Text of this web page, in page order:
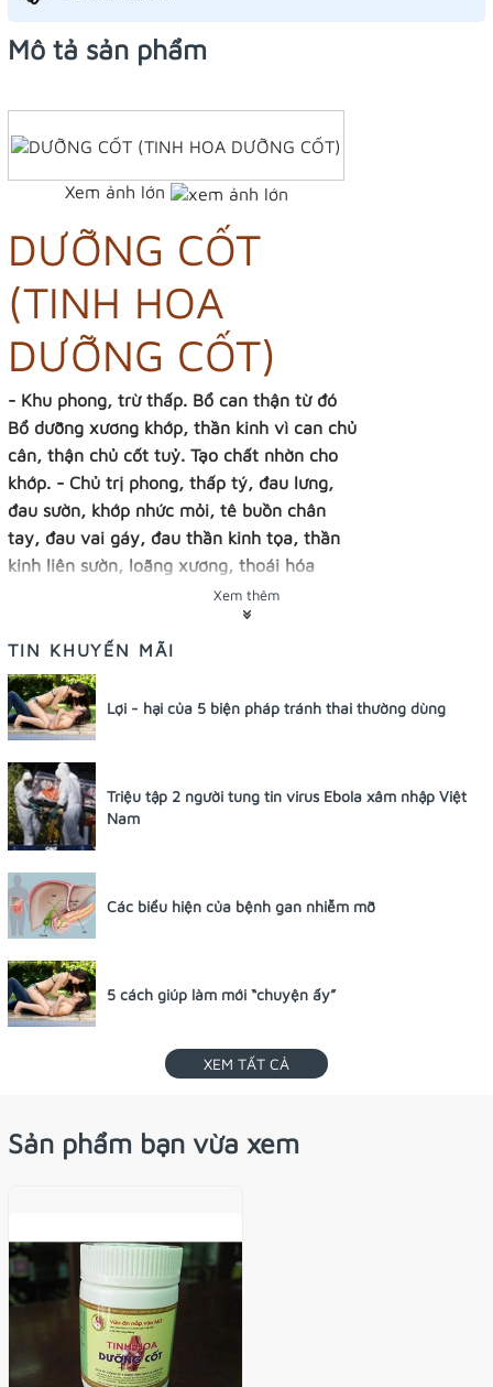
Mô tả sản phẩm
Xem ảnh lớn
DƯỠNG CỐT
(TINH HOA
DƯỠNG CỐT)
- Khu phong, trừ thấp. Bổ can thận từ đó
Bổ dưỡng xương khớp, thần kinh vì can chủ
cân, thận chủ cốt tuỷ. Tạo chất nhờn cho
khớp. - Chủ trị phong, thấp tý, đau lưng,
đau sườn, khớp nhức mỏi, tê buồn chân
tay, đau vai gáy, đau thần kinh tọa, thần
kinh liên sườn, loãng xương, thoái hóa
xương khớp cột sống, thoát vị đĩa đệm, gãy
xương, bong gân, trật khớp. Trẻ em còi
xương.
bè
Giá: 130,000 VNĐ
“Tinh hoa Dưỡng cốt”
Đường cách đây hơn 1000 năm. Là một tập hợp các vị
nhiên với tác dụng bổ Can Thận để bổ dưỡng xương
xương khớp, vì theo Đông y Can chủ cân, Thận chủ
Dưỡng Cốt”
thành phần rất quan trọng cho sự điều hoà cân đối của
cho khớp, đó cũng là phương pháp chữa trị tận gốc của
THÀNH PHẦN
Độc hoạt
Radix Angelicae pubescentis
Nhục quế
Phòng phong
Đương quy
Xem thêm
TIN KHUYẾN MÃI
Lợi - hại của 5 biện pháp tránh thai thường dùng
Triệu tập 2 người tung tin virus Ebola xâm nhập Việt
Nam
Các biểu hiện của bệnh gan nhiễm mỡ
5 cách giúp làm mới “chuyện ấy”
XEM TẤT CẢ
Sản phẩm bạn vừa xem